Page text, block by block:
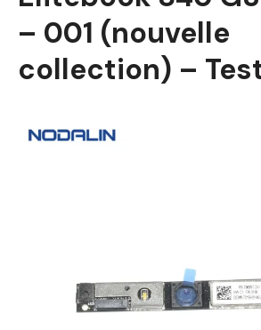
– 001 (nouvelle
collection) –